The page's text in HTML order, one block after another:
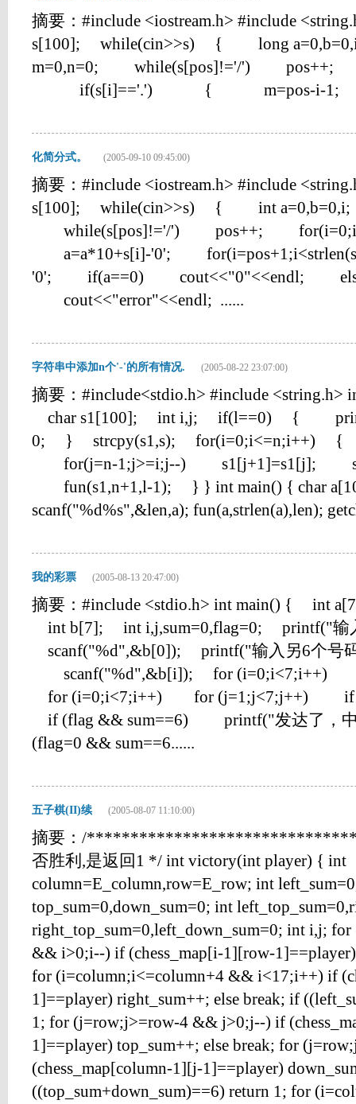
摘要：#include <iostream.h> #include
s[100]; while(cin>>s) { long
m=0,n=0; while(s[pos]!='/')
if(s[i]=='.') { m=pos-i-1;
化简分式。 (2005-09-10 09:45:00)
摘要：#include <iostream.h> #include
s[100]; while(cin>>s) { int
while(s[pos]!='/') pos++;
a=a*10+s[i]-'0';
'0'; if(a==0) cout<<"0"<<endl; else
cout<<"error"<<endl; ......
字符串中添加n个'-'的所有情况. (2005-08-22 23:07:00)
摘要：#include<stdio.h> #include <string.h>
char s1[100]; int i,j; if(l==0) {
0; } strcpy(s1,s); for(i=0;i<=n;i++) {
for(j=n-1;j>=i;j--) s1[j+1]=s1[j];
fun(s1,n+1,l-1); } } int main() { char
scanf("%d%s",&len,a); fun(a,strlen(a),len);
我的彩票 (2005-08-13 20:47:00)
摘要：#include <stdio.h> int main() { int
int b[7]; int i,j,sum=0,flag=0; printf("输
scanf("%d",&b[0]); printf("输入另6个号
scanf("%d",&b[i]); for (i=0;i<7;i++) if
for (i=0;i<7;i++) for (j=1;j<7;j++) if
if (flag && sum==6) printf("发达了，
(flag=0 && sum==6......
五子棋(II)续 (2005-08-07 11:10:00)
摘要：/
否胜利,是返回1 */ int victory(int player) { int
column=E_column,row=E_row; int
top_sum=0,down_sum=0; int
right_top_sum=0,left_down_sum=0; int i,j;
&& i>0;i--) if (chess_map[i-1][row-1]==player)
for (i=column;i<=column+4 && i<17;i++) if
1]==player) right_sum++; else break; if
1; for (j=row;j>=row-4 && j>0;j--) if
1]==player) top_sum++; else break; for
(chess_map[column-1][j-1]==player)
((top_sum+down_sum)==6) return 1; for